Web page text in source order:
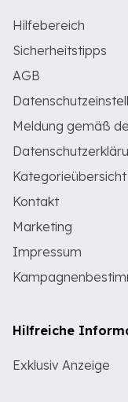
Hilfebereich
Sicherheitstipps
AGB
Meldung gemäß
Kategorieübersicht
Kontakt
Marketing
Impressum
Hilfreiche
Exklusiv Anzeige